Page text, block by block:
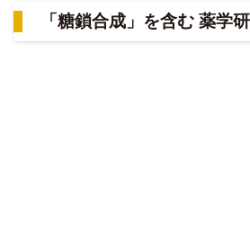
「糖鎖合成」を含む 薬学